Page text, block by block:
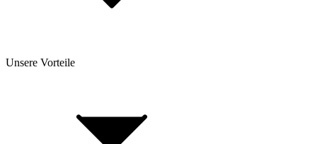
Über Uns
BikeExchange für Händler
Unsere Vorteile